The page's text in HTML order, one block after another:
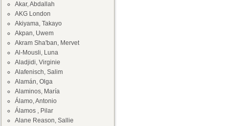
Akar, Abdallah
AKG London
Akiyama, Takayo
Akpan, Uwem
Akram Sha'ban, Mervet
Al-Mousli, Luna
Aladjidi, Virginie
Alafenisch, Salim
Alamán, Olga
Alaminos, María
Álamo, Antonio
Álamos , Pilar
Alane Reason, Sallie